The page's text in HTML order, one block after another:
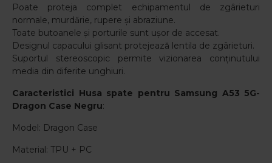
Poate proteja complet echipamentul de zgârieturi
normale, murdărie, rupere și abraziune.
Toate butoanele și porturile sunt ușor de accesat.
Designul capacului glisant protejează lentila de zgârieturi.
Suportul stereoscopic permite vizionarea conținutului
media din diferite unghiuri.
Caracteristici Husa spate pentru Samsung A53 5G-
Dragon Case Negru:
Model: Dragon Case
Material: TPU + PC